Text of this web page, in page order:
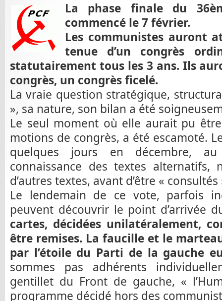
La phase finale du
commencé le 7 février.
Les communistes auront
tenue d’un congrès
statutairement tous les 3 ans. Ils
congrès, un congrès ficelé.
La vraie question stratégique,
», sa nature, son bilan a été
Le seul moment où elle aurait pu
motions de congrès, a été escamoté.
quelques jours en décembre,
connaissance des textes alternatifs,
d’autres textes, avant d’être « consultés
Le lendemain de ce vote, parfois
peuvent découvrir le point d’arrivée
cartes, décidées unilatéralement,
être remises. La faucille et le
par l’étoile du Parti de la gauche
sommes pas adhérents
gentillet du Front de gauche, «
programme décidé hors des